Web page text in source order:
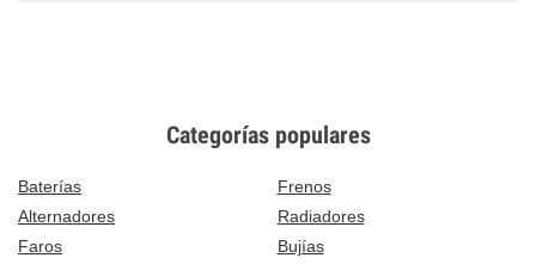
Categorías populares
Baterías
Frenos
Alternadores
Radiadores
Faros
Bujías